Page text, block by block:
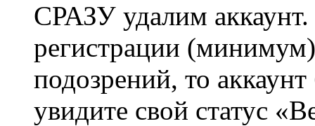
СРАЗУ удалим
регистрации
подозрений, то
увидите свой статус